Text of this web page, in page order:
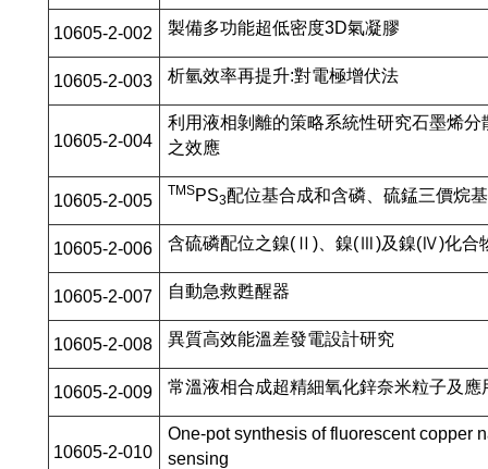
10605-2-002 製備多功能超低密度3D氣凝膠
10605-2-003 析氫效率再提升:對電極增伏法
10605-2-004
利用液相剝離的策略系統性研究石墨烯
之效應
10605-2-005
TMSPS3配位基合成和含磷、硫錳三價烷
10605-2-006 含硫磷配位之鎳(Ⅱ)、鎳(Ⅲ)及鎳(Ⅳ)化合
10605-2-007 自動急救甦醒器
10605-2-008 異質高效能溫差發電設計研究
10605-2-009 常溫液相合成超精細氧化鋅奈米粒子及應
10605-2-010
One-pot synthesis of fluorescent copper
sensing